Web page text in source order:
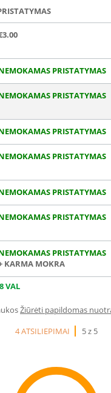
PRISTATYMAS
PRISTATYMAS
PRISTATYMAS
PRISTATYMAS
PRISTATYMAS
PRISTATYMAS
PRISTATYMAS
KARMA MOKRA
VAL
Žiūrėti papildomas
4 ATSILIEPIMAI
5 z 5